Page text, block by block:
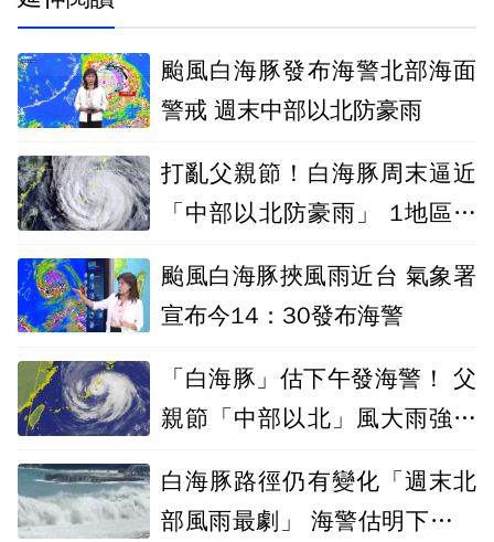
颱風白海豚發布海警北部海面
警戒 週末中部以北防豪雨
打亂父親節！白海豚周末逼近
「中部以北防豪雨」 1地區不
颱風白海豚挾風雨近台 氣象署
宣布今14：30發布海警
「白海豚」估下午發海警！ 父
親節「中部以北」風大雨強浪
白海豚路徑仍有變化「週末北
部風雨最劇」 海警估明下午發